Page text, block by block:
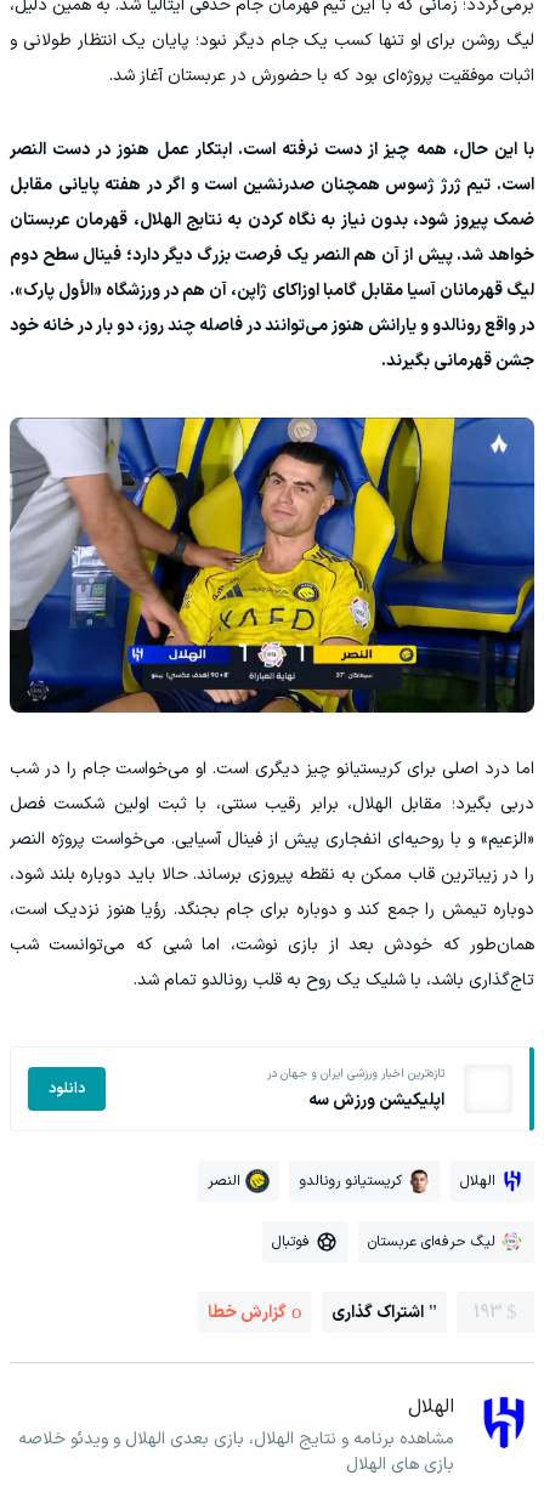
برمی‌گردد؛ زمانی که با این تیم قهرمان جام حذفی ایتالیا شد. به همین دلیل،
لیگ روشن برای او تنها کسب یک جام دیگر نبود؛ پایان یک انتظار طولانی و
اثبات موفقیت پروژه‌ای بود که با حضورش در عربستان آغاز شد.
با این حال، همه چیز از دست نرفته است. ابتکار عمل هنوز در دست النصر
است. تیم ژرژ ژسوس همچنان صدرنشین است و اگر در هفته پایانی مقابل
ضمک پیروز شود، بدون نیاز به نگاه کردن به نتایج الهلال، قهرمان عربستان
خواهد شد. پیش از آن هم النصر یک فرصت بزرگ دیگر دارد؛ فینال سطح دوم
لیگ قهرمانان آسیا مقابل گامبا اوزاکای ژاپن، آن هم در ورزشگاه «الأول پارک».
در واقع رونالدو و یارانش هنوز می‌توانند در فاصله چند روز، دو بار در خانه خود
جشن قهرمانی بگیرند.
اما درد اصلی برای کریستیانو چیز دیگری است. او می‌خواست جام را در شب
دربی بگیرد؛ مقابل الهلال، برابر رقیب سنتی، با ثبت اولین شکست فصل
«الزعیم» و با روحیه‌ای انفجاری پیش از فینال آسیایی. می‌خواست پروژه النصر
را در زیباترین قاب ممکن به نقطه پیروزی برساند. حالا باید دوباره بلند شود،
دوباره تیمش را جمع کند و دوباره برای جام بجنگد. رؤیا هنوز نزدیک است،
همان‌طور که خودش بعد از بازی نوشت، اما شبی که می‌توانست شب
تاج‌گذاری باشد، با شلیک یک روح به قلب رونالدو تمام شد.
تازه‌ترین اخبار ورزشی ایران و جهان در
اپلیکیشن ورزش سه دانلود
الهلال کریستیانو رونالدو النصر
لیگ حرفه‌ای عربستان فوتبال
193 اشتراک گذاری گزارش خطا
الهلال
مشاهده برنامه و نتایج الهلال، بازی بعدی الهلال و ویدئو خلاصه
بازی های الهلال